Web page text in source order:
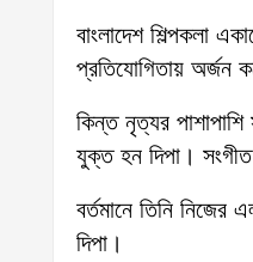
বাংলাদেশ শিল্পকলা
প্রতিযোগিতায় অর্জন
কিন্ত নৃত্যর
যুক্ত হন দিপা।
বর্তমানে তিনি
দিপা।